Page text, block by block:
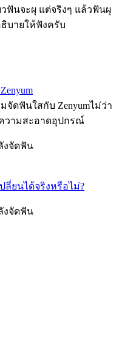
ฟันจะผุ แต่จริงๆ แล้วฟันผุ
บายให้ฟังครับ
จัดฟันใสกับ Zenyumไม่ว่า
วามสะอาดอุปกรณ์
งจัดฟัน
ลี่ยนได้จริงหรือไม่?
งจัดฟัน